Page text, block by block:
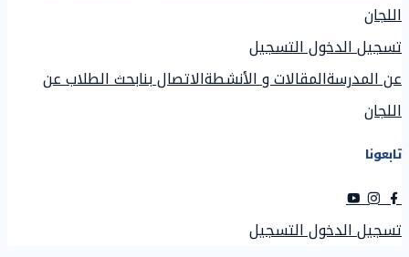
اللجان
تسجيل الدخولالتسجيل
عن المدرسةالمقالات و الأنشطةالاتصال بنابحث الطلاب عن
اللجان
تابعونا
تسجيل الدخولالتسجيل